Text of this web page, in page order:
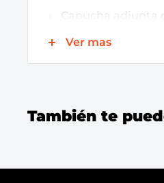
Capucha adjunta
Polar pesado y
Ver mas
También te